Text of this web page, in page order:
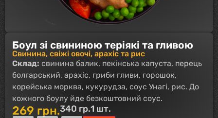
Боул зі свининою теріякі та гливою
Свинина, свіжі овочі, арахіс та рис
Склад: свинина балик, пекінська капуста, перець
болгарський, арахіс, гриби гливи, горошок,
корейська морква, кукурудза, соус Унагі, рис. До
кожного боулу йде безкоштовний соус.
269 грн.340 гр.1 шт.